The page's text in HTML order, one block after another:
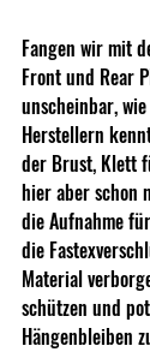
Fangen wir mit
Front und Rear
unscheinbar,
Herstellern
der Brust, Klett
hier aber schon
die Aufnahme
die
Material
schützen und
Hängenbleiben